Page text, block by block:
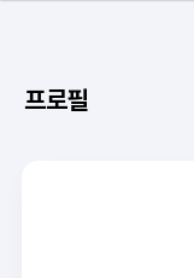
프로필